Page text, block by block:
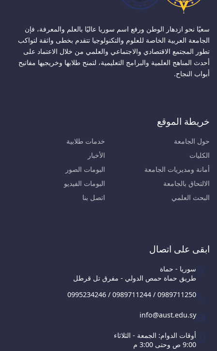
سعيًا نحو ازدهار الوطن ورفع اسم سوريا عاليًا بالعلم والمعرفة، فإن
الجامعة العربية الخاصة للعلوم والتكنولوجيا تتقدم بخطى واثقة لتواكب
تطور المجتمع الاقتصادي والاجتماعي والعلمي من خلال الاعتماد على
أحدث المناهج العلمية والبرامج التعليمية، لتمنح طلابها وخريجيها مفاتيح
أبواب النجاح.
خريطة الموقع
حول الجامعة
الكليات
أمانة ومديريات الجامعة
الالتحاق بالجامعة
البحث العلمي
خدمات طلابية
الأخبار
البومات الصور
البومات الفيديو
اتصل بنا
ابقى على اتصال
سوريا - حماة
طريق حماة حمص الدولي - مفرق تل قرطل
0995234246 / 0989711244 / 0989711250
info@aust.edu.sy
أوقات الدوام: الجمعة - الثلاثاء
9:00 ص وحتى 3:00 م